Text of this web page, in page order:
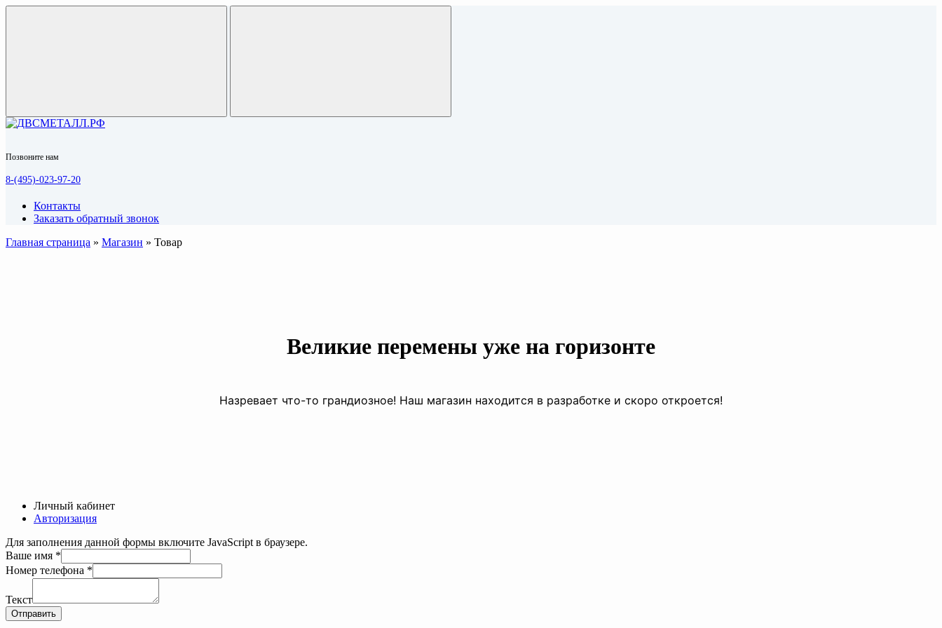
Позвоните нам
8-(495)-023-97-20
Контакты
Заказать обратный звонок
Главная страница » Магазин » Товар
Великие перемены уже на горизонте
Назревает что-то грандиозное! Наш магазин находится в разработке и скоро откроется!
Личный кабинет
Авторизация
Для заполнения данной формы включите JavaScript в браузере.
Ваше имя *
Ваше
телефона
имя
Номер телефона *
Текст
Отправить